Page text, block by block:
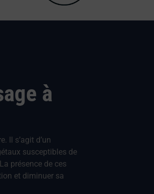
à
Il s’agit d’un
susceptibles de
présence de ces
et diminuer sa